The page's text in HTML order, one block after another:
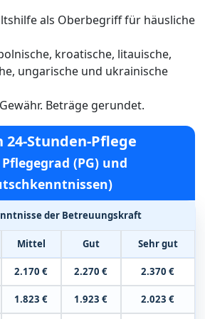
als Oberbegriff für häusliche
kroatische, litauische,
ungarische und ukrainische
Beträge gerundet.
24-Stunden-Pflege
(PG) und
der Betreuungskraft
Mittel Gut Sehr gut
2.170 € 2.270 € 2.370 €
1.823 € 1.923 € 2.023 €